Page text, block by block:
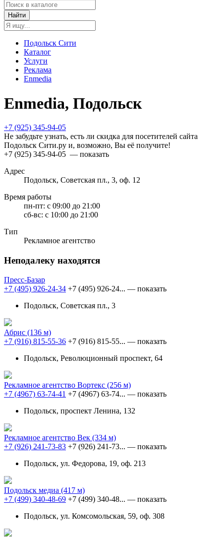
Найти
Подольск Сити
Каталог
Услуги
Реклама
Enmedia
Enmedia, Подольск
+7 (925) 345-94-05
Не забудьте узнать, есть ли скидка для посетителей сайта
Подольск Сити.ру и, возможно, Вы её получите!
+7 (925) 345-94-05 — показать
Адрес
Подольск, Советская пл., 3, оф. 12
Время работы
пн-пт: с 09:00 до 21:00
сб-вс: с 10:00 до 21:00
Тип
Рекламное агентство
Неподалеку находятся
Пресс-Базар
+7 (495) 926-24-34 +7 (495) 926-24... — показать
Подольск, Советская пл., 3
Абрис (136 м)
+7 (916) 815-55-36 +7 (916) 815-55... — показать
Подольск, Революционный проспект, 64
Рекламное агентство Вортекс (256 м)
+7 (4967) 63-74-41 +7 (4967) 63-74... — показать
Подольск, проспект Ленина, 132
Рекламное агентство Век (334 м)
+7 (926) 241-73-83 +7 (926) 241-73... — показать
Подольск, ул. Федорова, 19, оф. 213
Подольск медиа (417 м)
+7 (499) 340-48-69 +7 (499) 340-48... — показать
Подольск, ул. Комсомольская, 59, оф. 308